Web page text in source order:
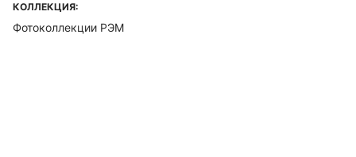
КОЛЛЕКЦИЯ:
Фотоколлекции РЭМ